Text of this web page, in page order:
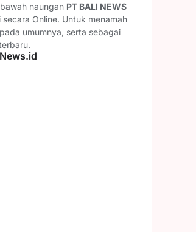
naungan PT BALI NEWS
Online. Untuk menamah
umumnya, serta sebagai